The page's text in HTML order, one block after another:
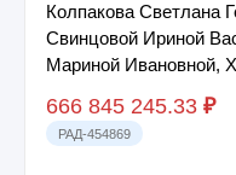
Колпакова Светлана
Свинцовой Ириной
Мариной Ивановной,
666 845 245.33 ₽
РАД-454869